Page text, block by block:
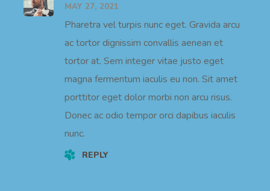
MAY 27, 2021
Pharetra vel turpis nunc eget. Gravida arcu
ac tortor dignissim convallis aenean et
tortor at. Sem integer vitae justo eget
magna fermentum iaculis eu non. Sit amet
porttitor eget dolor morbi non arcu risus.
Donec ac odio tempor orci dapibus iaculis
nunc.
REPLY